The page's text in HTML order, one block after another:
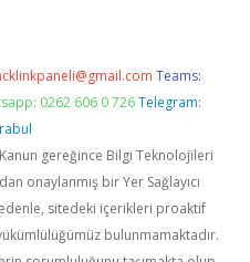
Teams:
0262 606 0 726 Telegram:
Kanun gereğince Bilgi Teknolojileri
onaylanmış bir Yer Sağlayıcı
sitedeki içerikleri proaktif
bulunmamaktadır.